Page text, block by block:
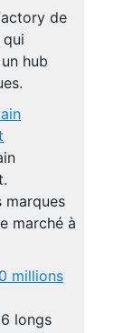
de
hub
marques
marché à
millions
longs